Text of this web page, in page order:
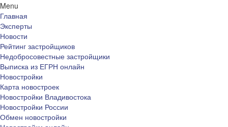
Menu
Главная
Эксперты
Новости
Рейтинг застройщиков
Недобросовестные застройщики
Выписка из ЕГРН онлайн
Новостройки
Карта новостроек
Новостройки Владивостока
Новостройки России
Обмен новостройки